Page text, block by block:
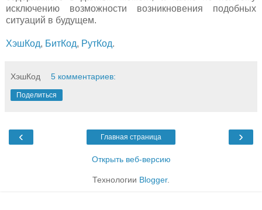
исключению возможности возникновения подобных
ситуаций в будущем.
ХэшКод, БитКод, РутКод.
ХэшКод 5 комментариев:
Поделиться
‹ ›
Главная страница
Открыть веб-версию
Технологии Blogger.